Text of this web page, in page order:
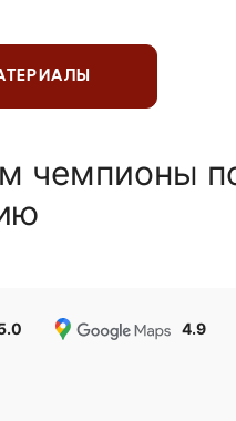
чемпионы
4.9